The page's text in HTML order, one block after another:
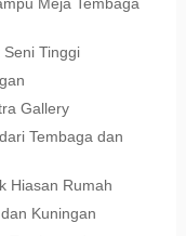
Tinggi
Gallery
Tembaga dan
Hiasan Rumah
Kuningan